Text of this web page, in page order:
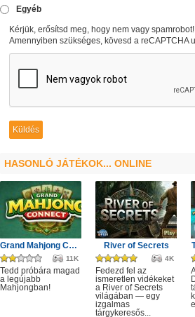
Egyéb
Kérjük, erősítsd meg, hogy nem vagy spamrobot!
Amennyiben szükséges, kövesd a reCAPTCHA
HASONLÓ JÁTÉKOK... ONLINE
Grand Mahjong Connect
11K
Tedd próbára magad
a legújabb
Mahjongban!
River of Secrets
4K
Fedezd fel az
ismeretlen vidékeket
a River of Secrets
világában — egy
izgalmas
tárgykeresős...